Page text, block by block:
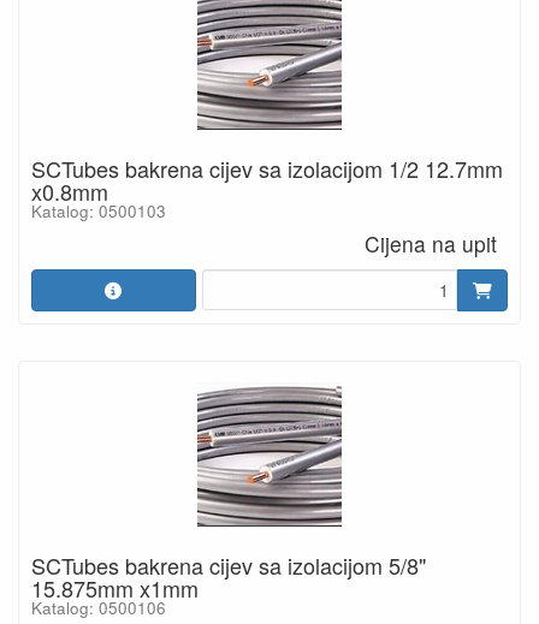
SCTubes bakrena cijev sa izolacijom 1/2 12.7mm
x0.8mm
Katalog: 0500103
Cijena na upit
SCTubes bakrena cijev sa izolacijom 5/8"
15.875mm x1mm
Katalog: 0500106